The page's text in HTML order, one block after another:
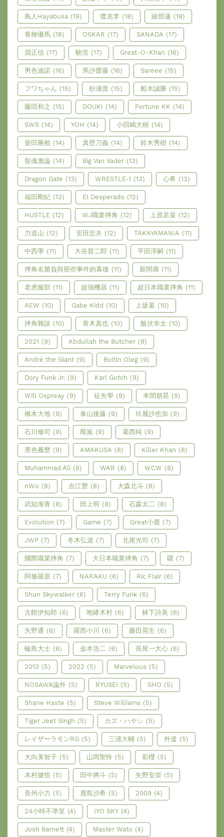
鳥人Hayabusa (19) 傑克李 (18) 綾部蓮 (18)
青柳優馬 (18) OSKAR (17) SANADA (17)
淵正信 (17) 馳浩 (17) Great-O-Khan (16)
男色迪諾 (16) 馬沙齋藤 (16) Sareee (15)
フワちゃん (15) 杉浦貴 (15) 船木誠勝 (15)
藤田和之 (15) DOUKI (14) Fortune KK (14)
SWS (14) YOH (14) 小田嶋大樹 (14)
柴田勝賴 (14) 真壁刀義 (14) 鈴木秀樹 (14)
龍魂激論 (14) Big Van Vader (13)
Dragon Gate (13) WRESTLE-1 (13) 心希 (13)
福田剛紀 (13) El Desperado (12)
HUSTLE (12) WJ職業摔角 (12) 上原若菜 (12)
力道山 (12) 安田忠夫 (12) TAKAYAMANIA (11)
中西學 (11) 大谷晉二郎 (11) 平田淳嗣 (11)
摔角名勝負與那些事件的幕後 (11) 新間壽 (11)
老虎服部 (11) 超強機器 (11) 超日本職業摔角 (11)
AEW (10) Gabe Kidd (10) 上坂堇 (10)
摔角雜談 (10) 青木真也 (10) 飯伏幸太 (10)
2021 (9) Abdullah the Butcher (9)
André the Giant (9) Boltin Oleg (9)
Dory Funk Jr. (9) Karl Gotch (9)
Will Ospreay (9) 征矢學 (9) 本間朋晃 (9)
橋本大地 (9) 泰山後藤 (9) 玖麗沙也加 (9)
石川修司 (9) 羆嵐 (9) 葛西純 (9)
黑色履歷 (9) AMAKUSA (8) Killer Khan (8)
Muhammad Ali (8) WAR (8) WCW (8)
nWo (8) 吉江豐 (8) 大森北斗 (8)
武知海青 (8) 田上明 (8) 石森太二 (8)
Evolution (7) Game (7) Great小鹿 (7)
JWP (7) 冬木弘道 (7) 北尾光司 (7)
國際職業摔角 (7) 大日本職業摔角 (7) 曙 (7)
阿修羅原 (7) NARAKU (6) Ric Flair (6)
Shun Skywalker (6) Terry Funk (6)
古館伊知郎 (6) 咆哮木村 (6) 林下詩美 (6)
矢野通 (6) 羅西小川 (6) 藤田晃生 (6)
輪島大士 (6) 金本浩二 (6) 長尾一大心 (6)
2013 (5) 2022 (5) Marvelous (5)
NOSAWA論外 (5) RYUSEI (5) SHO (5)
Shane Haste (5) Steve Williams (5)
Tiger Jeet Singh (5) カズ・ハヤシ (5)
レイザーラモンRG (5) 三浦大輔 (5) 外道 (5)
大向美智子 (5) 山岡聖怜 (5) 彩櫻 (5)
木村健悟 (5) 田中將斗 (5) 矢野安崇 (5)
長州小力 (5) 鹿島沙希 (5) 2009 (4)
24小時不準笑 (4) IYO SKY (4)
Josh Barnett (4) Master Wato (4)